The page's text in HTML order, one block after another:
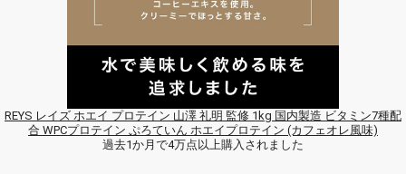
REYS レイズ ホエイ プロテイン 山澤 礼明 監修 1kg 国内製造 ビタミン7種配
合 WPCプロテイン ぷろていん ホエイプロテイン (カフェオレ風味)
過去1か月で4万点以上購入されました